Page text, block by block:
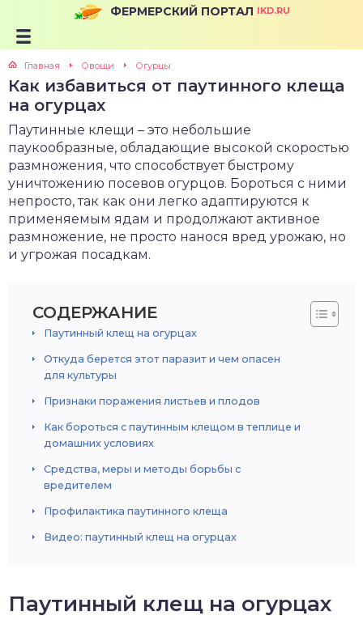
ФЕРМЕРСКИЙ ПОРТАЛ IKD.RU
Главная Овощи Огурцы
Как избавиться от паутинного клеща
на огурцах
Паутинные клещи – это небольшие
паукообразные, обладающие высокой скоростью
размножения, что способствует быстрому
уничтожению посевов огурцов. Бороться с ними
непросто, так как они легко адаптируются к
применяемым ядам и продолжают активное
размножение, не просто нанося вред урожаю, но
и угрожая посадкам.
СОДЕРЖАНИЕ
Паутинный клещ на огурцах
Откуда берется этот паразит и чем опасен
для культуры
Признаки поражения листьев и плодов
Как бороться с паутинным клещом в теплице и
домашних условиях
Средства, меры и методы борьбы с
вредителем
Профилактика паутинного клеща
Видео: паутинный клещ на огурцах
Паутинный клещ на огурцах